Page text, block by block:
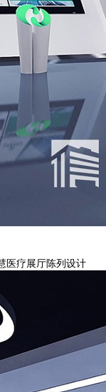
医疗展厅陈列设计